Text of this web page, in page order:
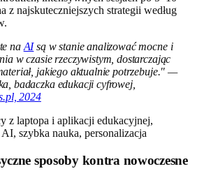
z najskuteczniejszych strategii według
na AIsą w stanie analizować mocne i
w czasie rzeczywistym, dostarczając
jakiego aktualnie potrzebuje." —
badaczka edukacji cyfrowej,
2024
sposoby kontra nowoczesne